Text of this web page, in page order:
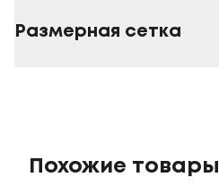
Размерная сетка
Похожие товары